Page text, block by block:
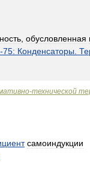
обусловленная
-75: Конденсаторы
-технической
самоиндукции